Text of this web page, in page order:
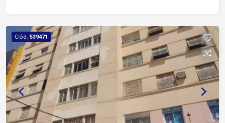
farmácias, cartórios, lojas e todos os principais
comércios do centro. Agende já sua visita!
Cód. 539471